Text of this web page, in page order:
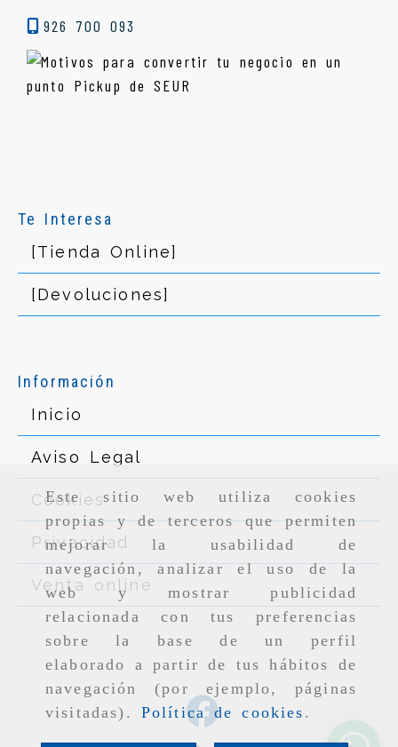
Este sitio web utiliza cookies
propias y de terceros que permiten
mejorar la usabilidad de
navegación, analizar el uso de la
web y mostrar publicidad
relacionada con tus preferencias
sobre la base de un perfil
elaborado a partir de tus hábitos de
navegación (por ejemplo, páginas
visitadas). Política de cookies .
926 700 093
Te Interesa
[Tienda Online]
[Devoluciones]
Información
Inicio
Aviso Legal
Cookies
Privacidad
Venta online